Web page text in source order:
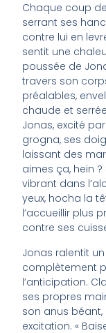
Chaque coup
serrant ses
contre lui en
sentit une
poussée de
travers son
préalables,
chaude et
Jonas, excité
grogna, ses
laissant des
aimes ça, hein
vibrant dans
yeux, hocha la
l’accueillir plus
contre ses
Jonas ralentit
complètement
l’anticipation.
ses propres
son anus
excitation. «